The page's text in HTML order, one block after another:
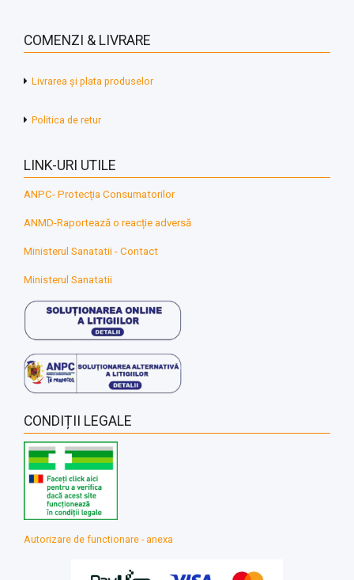
COMENZI & LIVRARE
Livrarea și plata produselor
Politica de retur
LINK-URI UTILE
ANPC- Protecția Consumatorilor
ANMD-Raportează o reacție adversă
Ministerul Sanatatii - Contact
Ministerul Sanatatii
CONDIȚII LEGALE
Autorizare de functionare - anexa